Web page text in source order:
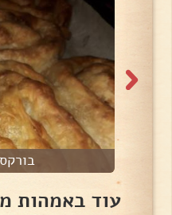
עוד באמהות